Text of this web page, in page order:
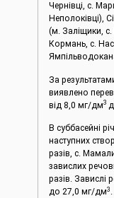
Чернівці, c.
Неполоківці),
(м. Заліщики, с.
Кормань, с.
За
виявлено
від 8,0 мг/дм3
В суббасейні
наступних
разів, с.
завислих
разів.
до 27,0 мг/дм3 .